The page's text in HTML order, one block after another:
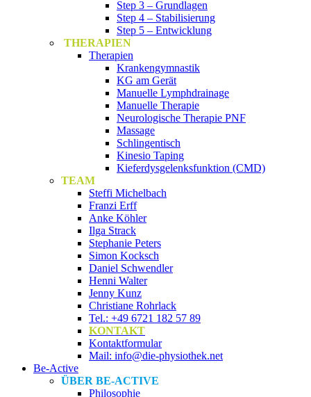
Step 3 – Grundlagen
Step 4 – Stabilisierung
Step 5 – Entwicklung
THERAPIEN
Therapien
Krankengymnastik
KG am Gerät
Manuelle Lymphdrainage
Manuelle Therapie
Neurologische Therapie PNF
Massage
Schlingentisch
Kinesio Taping
Kieferdysgelenksfunktion (CMD)
TEAM
Steffi Michelbach
Franzi Erff
Anke Köhler
Ilga Strack
Stephanie Peters
Simon Kocksch
Daniel Schwendler
Henni Walter
Jenny Kunz
Christiane Rohrlack
Tel.: +49 6721 182 57 89
KONTAKT
Kontaktformular
Mail: info@die-physiothek.net
Be-Active
ÜBER BE-ACTIVE
Philosophie